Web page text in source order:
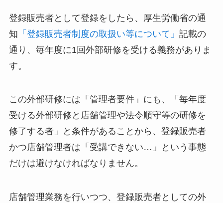
登録販売者として登録をしたら、厚生労働省の通
知 「登録販売者制度の取扱い等について」 記載の
通り、毎年度に1回外部研修を受ける義務がありま
す。
この外部研修には「管理者要件」にも、「毎年度
受ける外部研修と店舗管理や法令順守等の研修を
修了する者」と条件があることから、登録販売者
かつ店舗管理者は「受講できない…」という事態
だけは避けなければなりません。
店舗管理業務を行いつつ、登録販売者としての外